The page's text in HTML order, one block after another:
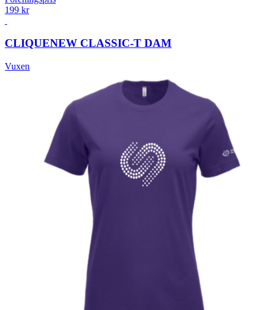
199 kr
CLIQUENEW CLASSIC-T DAM
Vuxen